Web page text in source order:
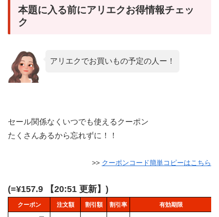
本題に入る前にアリエクお得情報チェッ
ク
アリエクでお買いもの予定の人ー！
セール関係なくいつでも使えるクーポン
たくさんあるから忘れずに！！
>> クーポンコード簡単コピーはこちら
(=¥157.9 【20:51 更新】)
クーポン 注文額 割引額 割引率 有効期限